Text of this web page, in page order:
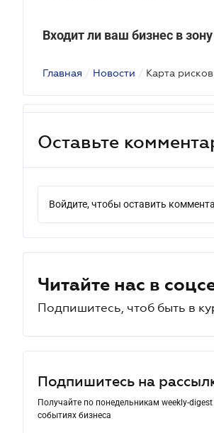
Входит ли ваш бизнес в
Главная / Новости /
Оставьте
Войдите, чтобы оставить
Читайте нас в
Подпишитесь, чтоб быть в
Подпишитесь на
Получайте по понедельникам weekly-
событиях бизнеса